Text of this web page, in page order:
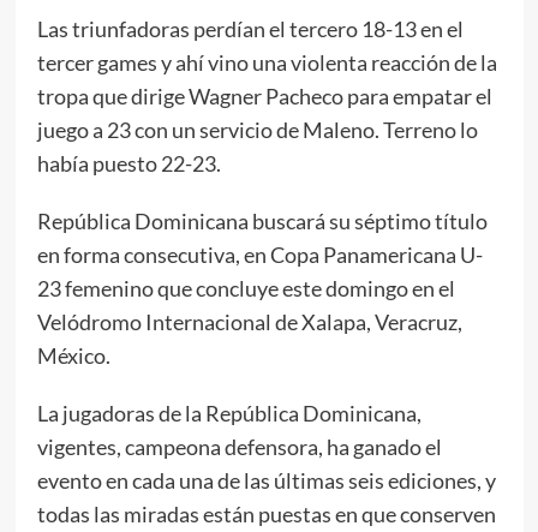
Las triunfadoras perdían el tercero 18-13 en el
tercer games y ahí vino una violenta reacción de la
tropa que dirige Wagner Pacheco para empatar el
juego a 23 con un servicio de Maleno. Terreno lo
había puesto 22-23.
República Dominicana buscará su séptimo título
en forma consecutiva, en Copa Panamericana U-
23 femenino que concluye este domingo en el
Velódromo Internacional de Xalapa, Veracruz,
México.
La jugadoras de la República Dominicana,
vigentes, campeona defensora, ha ganado el
evento en cada una de las últimas seis ediciones, y
todas las miradas están puestas en que conserven